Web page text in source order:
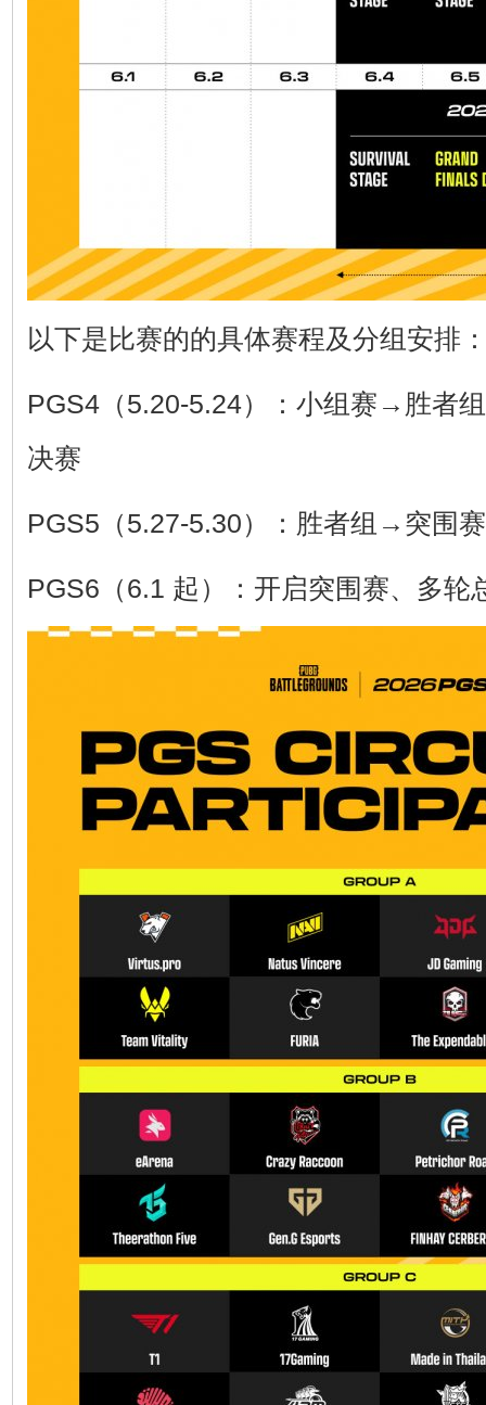
以下是比赛的的具体赛程及分组安排
PGS4（5.20-5.24）：小组赛→胜者
决赛
PGS5（5.27-5.30）：胜者组→突围
PGS6（6.1 起）：开启突围赛、多轮